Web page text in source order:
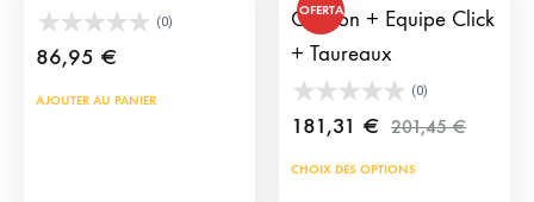
(0)
86,95 €
AJOUTER AU PANIER
OFERTA
Camion + Equipe Click
+ Taureaux
(0)
181,31 € 201,45€
CHOIX DES OPTIONS